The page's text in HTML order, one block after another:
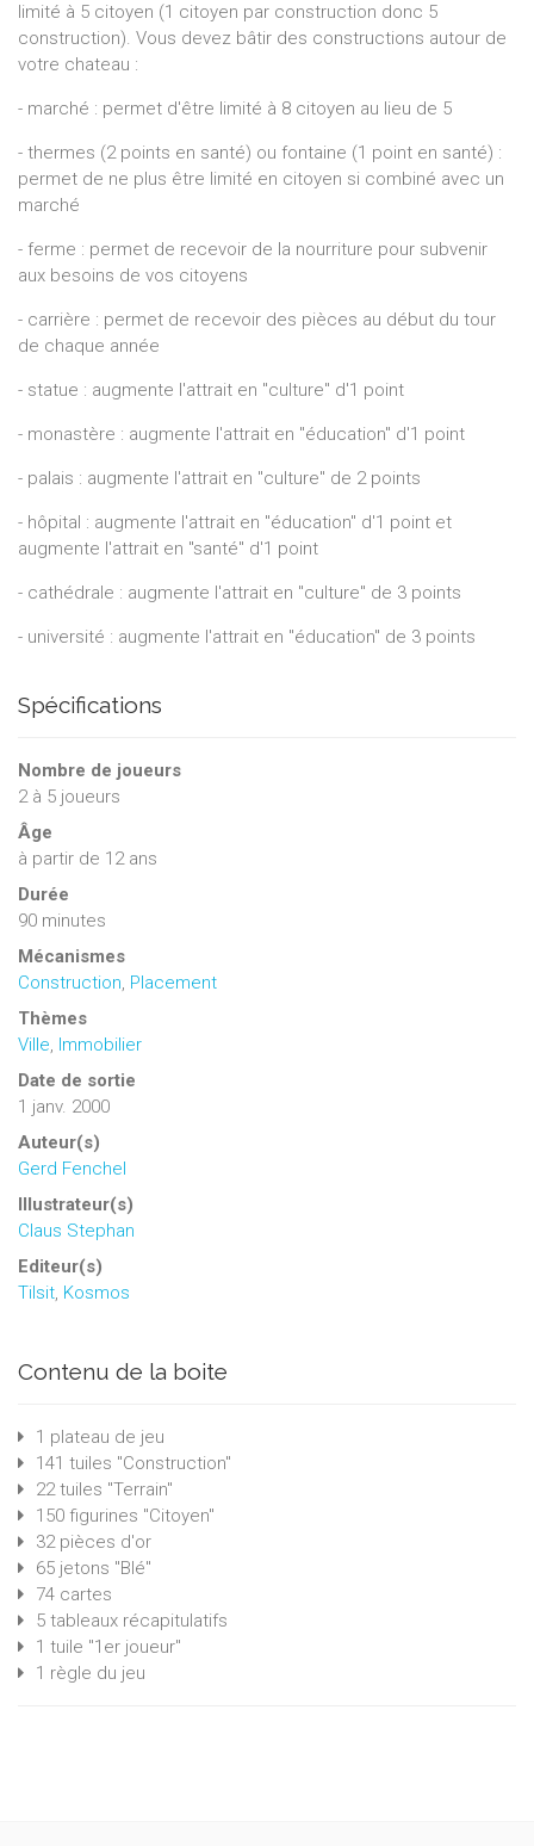
limité à 5 citoyen (1 citoyen par construction donc 5
construction). Vous devez bâtir des constructions autour de
votre chateau :
- marché : permet d'être limité à 8 citoyen au lieu de 5
- thermes (2 points en santé) ou fontaine (1 point en santé) :
permet de ne plus être limité en citoyen si combiné avec un
marché
- ferme : permet de recevoir de la nourriture pour subvenir
aux besoins de vos citoyens
- carrière : permet de recevoir des pièces au début du tour
de chaque année
- statue : augmente l'attrait en "culture" d'1 point
- monastère : augmente l'attrait en "éducation" d'1 point
- palais : augmente l'attrait en "culture" de 2 points
- hôpital : augmente l'attrait en "éducation" d'1 point et
augmente l'attrait en "santé" d'1 point
- cathédrale : augmente l'attrait en "culture" de 3 points
- université : augmente l'attrait en "éducation" de 3 points
Spécifications
Nombre de joueurs
2à 5 joueurs
Âge
à partir de 12 ans
Durée
90 minutes
Mécanismes
Construction, Placement
Thèmes
Ville, Immobilier
Date de sortie
1 janv. 2000
Auteur(s)
Gerd Fenchel
Illustrateur(s)
Claus Stephan
Editeur(s)
Tilsit, Kosmos
Contenu de la boite
1 plateau de jeu
141 tuiles "Construction"
22 tuiles "Terrain"
150 figurines "Citoyen"
32 pièces d'or
65 jetons "Blé"
74 cartes
5 tableaux récapitulatifs
1 tuile "1er joueur"
1 règle du jeu